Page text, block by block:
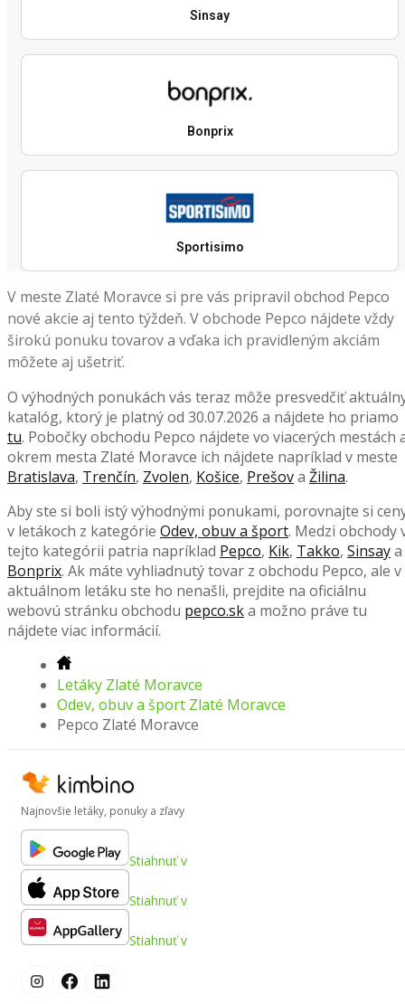
Sinsay
Bonprix
Sportisimo
V meste Zlaté Moravce si pre vás pripravil obchod Pepco
nové akcie aj tento týždeň. V obchode Pepco nájdete vždy
širokú ponuku tovarov a vďaka ich pravidleným akciám
môžete aj ušetriť.
O výhodných ponukách vás teraz môže presvedčiť
katalóg, ktorý je platný od 30.07.2026 a nájdete ho priamo
tu. Pobočky obchodu Pepco nájdete vo viacerých mestách
okrem mesta Zlaté Moravce ich nájdete napríklad v meste
Bratislava, Trenčín, Zvolen, Košice, Prešova Žilina.
Aby ste si boli istý výhodnými ponukami, porovnajte si
v letákoch z kategórie Odev, obuv a šport. Medzi obchody
tejto kategórii patria napríklad Pepco, Kik, Takko, Sinsaya
Bonprix. Ak máte vyhliadnutý tovar z obchodu Pepco, ale v
aktuálnom letáku ste ho nenašli, prejdite na oficiálnu
webovú stránku obchodu pepco.ska možno práve tu
nájdete viac informácií.
Letáky Zlaté Moravce
Odev, obuv a šport Zlaté Moravce
Pepco Zlaté Moravce
Najnovšie letáky, ponuky a zľavy
Stiahnuť v
Stiahnuť v
Stiahnuť v